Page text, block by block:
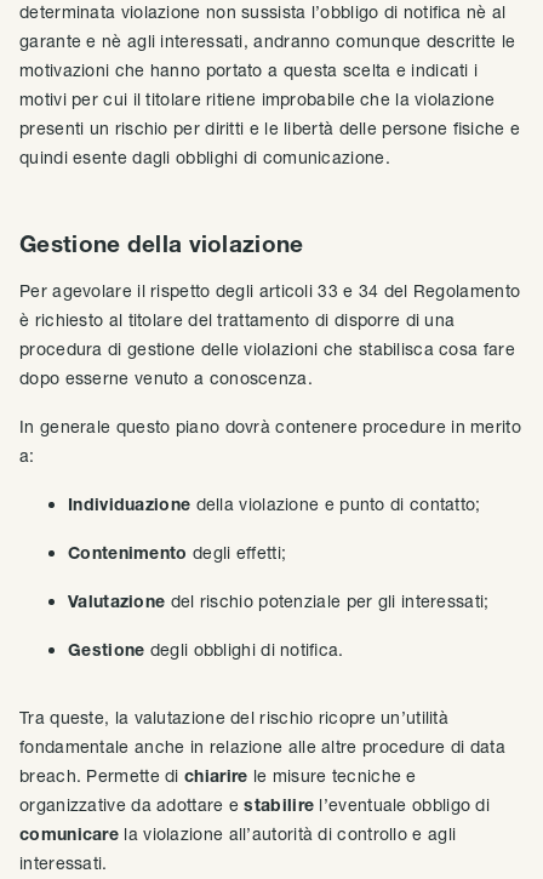
determinata violazione non sussista l’obbligo di notifica nè al
garante e nè agli interessati, andranno comunque descritte le
motivazioni che hanno portato a questa scelta e indicati i
motivi per cui il titolare ritiene improbabile che la violazione
presenti un rischio per diritti e le libertà delle persone fisiche e
quindi esente dagli obblighi di comunicazione.
Gestione della violazione
Per agevolare il rispetto degli articoli 33 e 34 del Regolamento
è richiesto al titolare del trattamento di disporre di una
procedura di gestione delle violazioni che stabilisca cosa fare
dopo esserne venuto a conoscenza.
In generale questo piano dovrà contenere procedure in merito
a:
Individuazione della violazione e punto di contatto;
Contenimento degli effetti;
Valutazione del rischio potenziale per gli interessati;
Gestione degli obblighi di notifica.
Tra queste, la valutazione del rischio ricopre un’utilità
fondamentale anche in relazione alle altre procedure di data
breach. Permette dichiarire le misure tecniche e
organizzative da adottare estabilire l’eventuale obbligo di
comunicare la violazione all’autorità di controllo e agli
interessati.